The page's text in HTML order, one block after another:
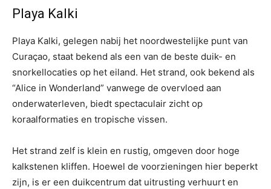
Playa Kalki
Playa Kalki, gelegen nabij het noordwestelijke punt van
Curaçao, staat bekend als een van de beste duik- en
snorkellocaties op het eiland. Het strand, ook bekend als
“Alice in Wonderland” vanwege de overvloed aan
onderwaterleven, biedt spectaculair zicht op
koraalformaties en tropische vissen.
Het strand zelf is klein en rustig, omgeven door hoge
kalkstenen kliffen. Hoewel de voorzieningen hier beperkt
zijn, is er een duikcentrum dat uitrusting verhuurt en